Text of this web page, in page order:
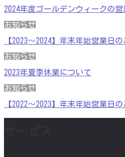
2024年度ゴールデンウィークの
お知らせ
【2023～2024】年末年始営業日
お知らせ
2023年夏季休業について
お知らせ
【2022～2023】年末年始営業日